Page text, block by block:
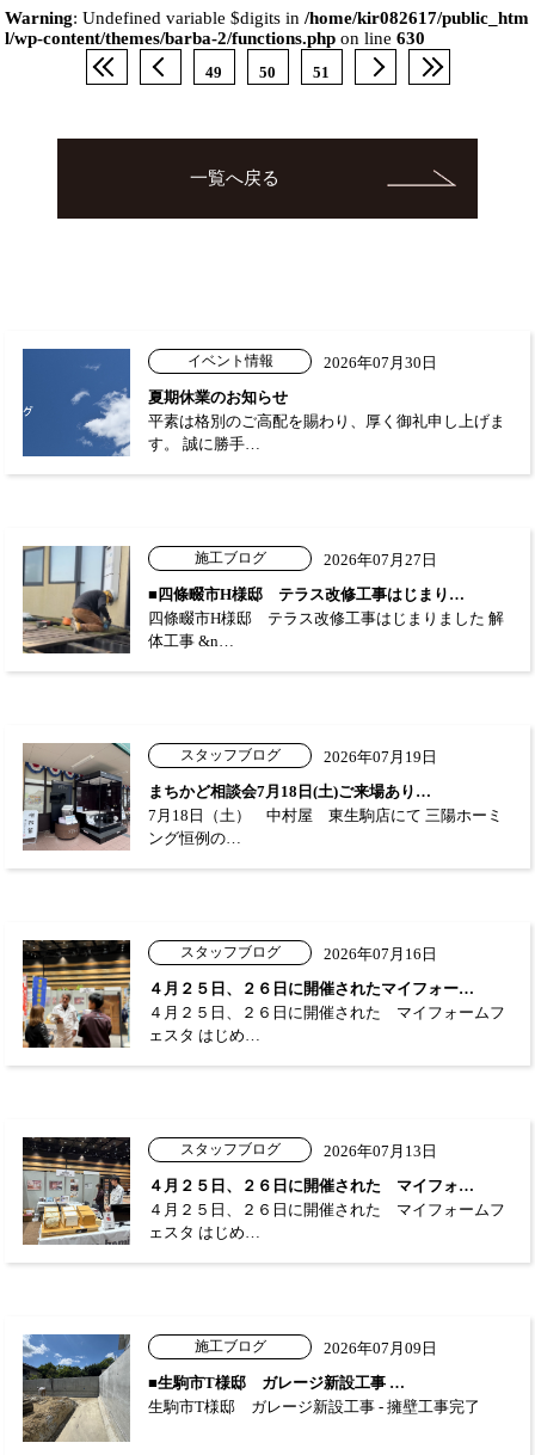
Warning: Undefined variable $digits in/home/kir082617/public_htm
l/wp-content/themes/barba-2/functions.php on line630
49 50 51
一覧へ戻る
イベント情報
2026年07月30日
夏期休業のお知らせ
平素は格別のご高配を賜わり、厚く御礼申し上げま
す。 誠に勝手…
施工ブログ
2026年07月27日
■四條畷市H様邸 テラス改修工事はじまり…
四條畷市H様邸 テラス改修工事はじまりました 解
体工事 &n…
スタッフブログ
2026年07月19日
まちかど相談会7月18日(土)ご来場あり…
7月18日（土） 中村屋 東生駒店にて 三陽ホーミ
ング恒例の…
スタッフブログ
2026年07月16日
４月２５日、２６日に開催されたマイフォー…
４月２５日、２６日に開催された マイフォームフ
ェスタ はじめ…
スタッフブログ
2026年07月13日
４月２５日、２６日に開催された マイフォ…
４月２５日、２６日に開催された マイフォームフ
ェスタ はじめ…
施工ブログ
2026年07月09日
■生駒市T様邸 ガレージ新設工事 …
生駒市T様邸 ガレージ新設工事 - 擁壁工事完了